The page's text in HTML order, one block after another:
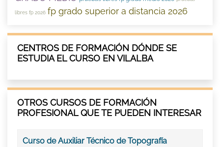
libres fp 2026 fp grado superior a distancia 2026
CENTROS DE FORMACIÓN DÓNDE SE
ESTUDIA EL CURSO EN VILALBA
OTROS CURSOS DE FORMACIÓN
PROFESIONAL QUE TE PUEDEN INTERESAR
Curso de Auxiliar Técnico de Topografía